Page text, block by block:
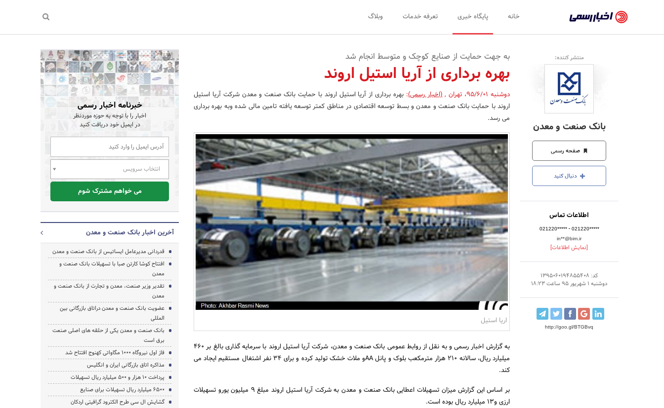
رسمی
-
اخبار
تایید
شده
شرکت‌ها،
سازمان‌ها
و
روابط
عمومی‌ها
خانه پایگاه خبری تعرفه خدمات وبلاگ
جستجو
منتشر کننده:
بانک صنعت و معدن
صفحه رسمی
دنبال کنید
اطلاعات تماس
021220***** - 021220*****
in**@bim.ir
[نمایش اطلاعات]
کد: 1395060194855408
دوشنبه 1 شهریور 95 ساعت 18:23
http://goo.gl/BTGBvq
به جهت حمایت از صنایع کوچک و متوسط انجام شد
بهره برداری از آریا استیل اروند
دوشنبه 95/6/01 ، تهران ,(اخبار رسمی):بهره برداری از آریا استیل اروند با حمایت بانک صنعت و معدن شرکت آریا استیل
اروند با حمایت بانک صنعت و معدن و بسط توسعه اقتصادی در مناطق کمتر توسعه یافته تامین مالی شده وبه بهره برداری
می رسد.
اریا استیل
به گزارش اخبار رسمی و به نقل از روابط عمومی بانک صنعت و معدن، شرکت آریا استیل اروند با سرمایه گذاری بالغ بر 460
میلیارد ریال، سالانه 210 هزار مترمکعب بلوک و پانل AAو ملات خشک تولید کرده و برای 34 نفر اشتغال مستقیم ایجاد می
کند.
بر اساس این گزارش میزان تسهیلات اعطایی بانک صنعت و معدن به شرکت آریا استیل اروند مبلغ 9 میلیون یورو تسهیلات
ارزی و13 میلیارد ریال بوده است.
خبرنامه اخبار رسمی
اخبار را با توجه به حوزه موردنظر
در ایمیل خود دریافت کنید
انتخاب سرویس
می خواهم مشترک شوم
آخرین اخبار بانک صنعت و معدن
قدردانی مدیرعامل ایساتیس از بانک صنعت و معدن
افتتاح کوشا کارتن صبا با تسهیلات بانک صنعت و
معدن
تقدیر وزیر صنعت، معدن و تجارت از بانک صنعت و
معدن
عضویت بانک صنعت و معدن دراتاق بازرگانی بین
‏المللی
بانک صنعت و معدن یکی از حلقه های اصلی صنعت
برق است
فاز اول نیروگاه 1000 مگاواتی کهنوج افتتاح شد
مذاکره اتاق بازرگانی ایران و انگلیس
پرداخت 10 هزار و 500 میلیارد ریال تسهیلات
6500 میلیارد ریال تسهیلات برای صنایع
گشایش ال سی طرح الکترود گرافیتی اردکان